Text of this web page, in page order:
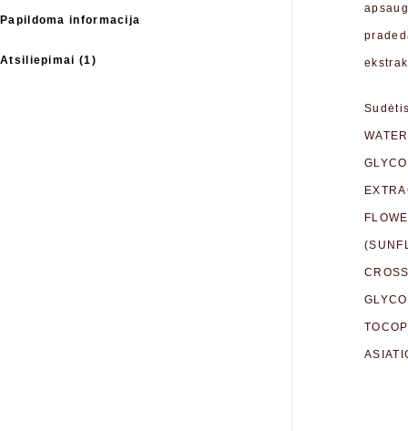
Papildoma informacija
Atsiliepimai (1)